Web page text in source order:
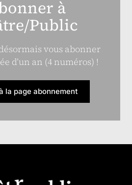
à
Public
vous abonner
d’un an (4 numéros) !
la page abonnement